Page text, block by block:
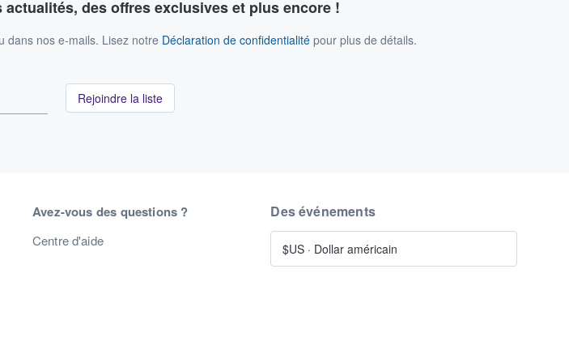
des offres exclusives et plus encore !
dans nos e-mails. Lisez notre Déclaration de confidentialité pour plus de détails.
Rejoindre la liste
Avez-vous des questions ?
Centre d'aide
Des événements
$US · Dollar américain